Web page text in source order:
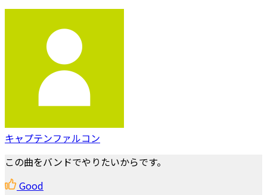
キャプテンファルコン
この曲をバンドでやりたいからです。
Good